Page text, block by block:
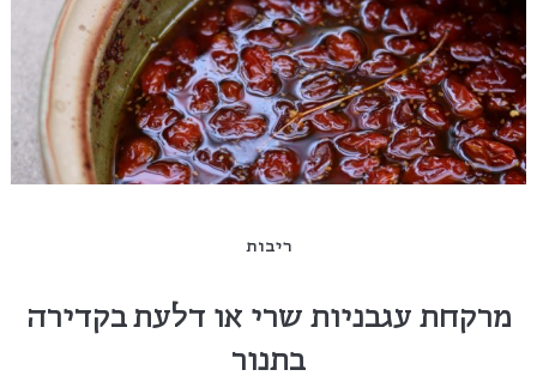
ריבות
מרקחת עגבניות שרי או דלעת בקדירה
בתנור